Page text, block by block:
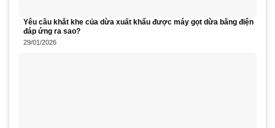
Yêu cầu khắt khe của dừa xuất khẩu được máy gọt dừa bằng điện
đáp ứng ra sao?
29/01/2026